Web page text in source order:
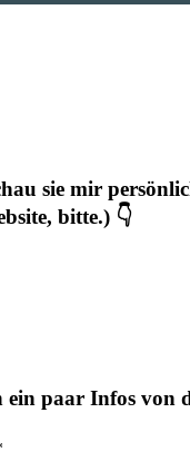
sie mir
bitte.) 👇
ein paar Infos von